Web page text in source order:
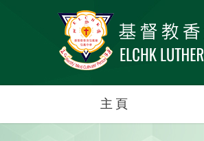
主 頁